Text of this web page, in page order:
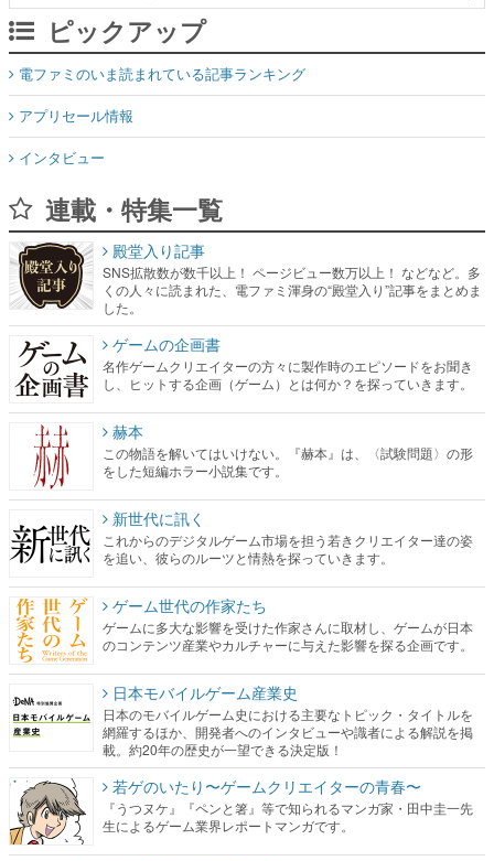
ピックアップ
電ファミのいま読まれている記事ランキング
アプリセール情報
インタビュー
連載・特集一覧
殿堂入り記事
SNS拡散数が数千以上！ ページビュー数万以上！ などなど。多
くの人々に読まれた、電ファミ渾身の“殿堂入り”記事をまとめま
した。
ゲームの企画書
名作ゲームクリエイターの方々に製作時のエピソードをお聞き
し、ヒットする企画（ゲーム）とは何か？を探っていきます。
赫本
この物語を解いてはいけない。『赫本』は、〈試験問題〉の形
をした短編ホラー小説集です。
新世代に訊く
これからのデジタルゲーム市場を担う若きクリエイター達の姿
を追い、彼らのルーツと情熱を探っていきます。
ゲーム世代の作家たち
ゲームに多大な影響を受けた作家さんに取材し、ゲームが日本
のコンテンツ産業やカルチャーに与えた影響を探る企画です。
日本モバイルゲーム産業史
日本のモバイルゲーム史における主要なトピック・タイトルを
網羅するほか、開発者へのインタビューや識者による解説を掲
載。約20年の歴史が一望できる決定版！
若ゲのいたり〜ゲームクリエイターの青春〜
『うつヌケ』『ペンと箸』等で知られるマンガ家・田中圭一先
生によるゲーム業界レポートマンガです。